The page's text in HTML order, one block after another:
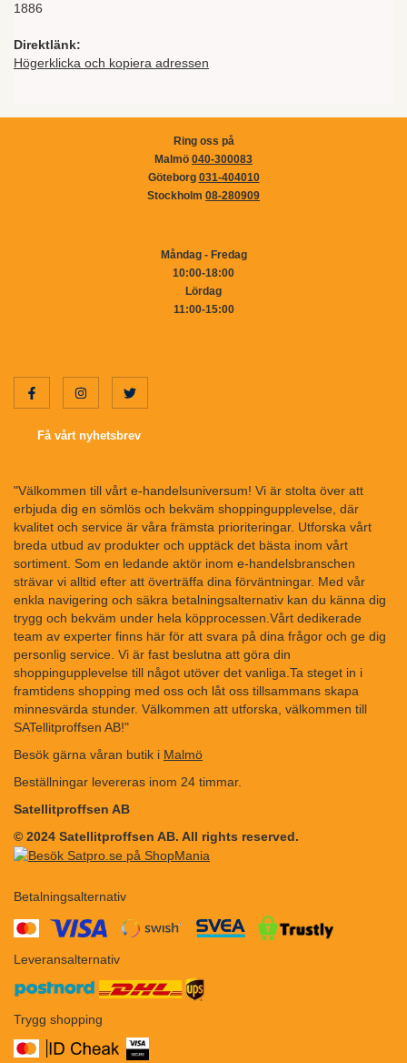
1886
Direktlänk:
Högerklicka och kopiera adressen
Ring oss på
Malmö 040-300083
Göteborg 031-404010
Stockholm 08-280909
Måndag - Fredag
10:00-18:00
Lördag
11:00-15:00
Få vårt nyhetsbrev
"Välkommen till vårt e-handelsuniversum! Vi är stolta över att
erbjuda dig en sömlös och bekväm shoppingupplevelse, där
kvalitet och service är våra främsta prioriteringar. Utforska vårt
breda utbud av produkter och upptäck det bästa inom vårt
sortiment. Som en ledande aktör inom e-handelsbranschen
strävar vi alltid efter att överträffa dina förväntningar. Med vår
enkla navigering och säkra betalningsalternativ kan du känna dig
trygg och bekväm under hela köpprocessen.Vårt dedikerade
team av experter finns här för att svara på dina frågor och ge dig
personlig service. Vi är fast beslutna att göra din
shoppingupplevelse till något utöver det vanliga.Ta steget in i
framtidens shopping med oss och låt oss tillsammans skapa
minnesvärda stunder. Välkommen att utforska, välkommen till
SATellitproffsen AB!"
Besök gärna våran butik i Malmö
Beställningar levereras inom 24 timmar.
Satellitproffsen AB
© 2024 Satellitproffsen AB. All rights reserved.
Betalningsalternativ
Leveransalternativ
Trygg shopping